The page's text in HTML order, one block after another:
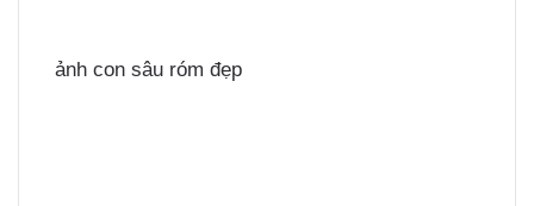
ảnh con sâu róm đẹp